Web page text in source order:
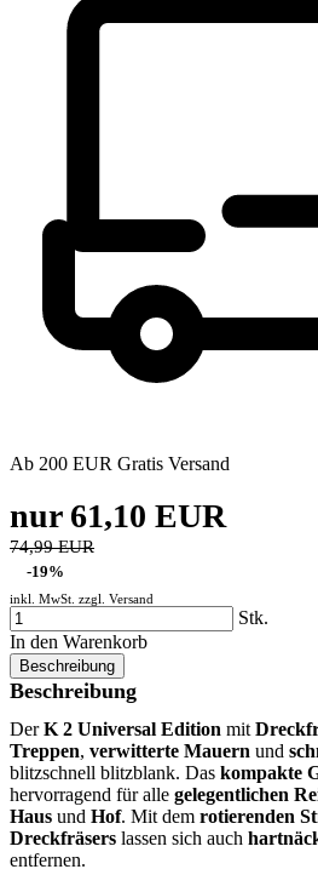
Ab 200 EUR Gratis Versand
nur 61,10 EUR
74,99 EUR
-19%
inkl. MwSt. zzgl. Versand
Stk.
In den Warenkorb
Beschreibung
Beschreibung
DerK 2 Universal Edition mit
Treppen, verwitterte Mauern und
blitzschnell blitzblank. Das kompakte
hervorragend für alle gelegentlichen
Haus und Hof. Mit dem rotierenden
Dreckfräsers lassen sich auch
entfernen.